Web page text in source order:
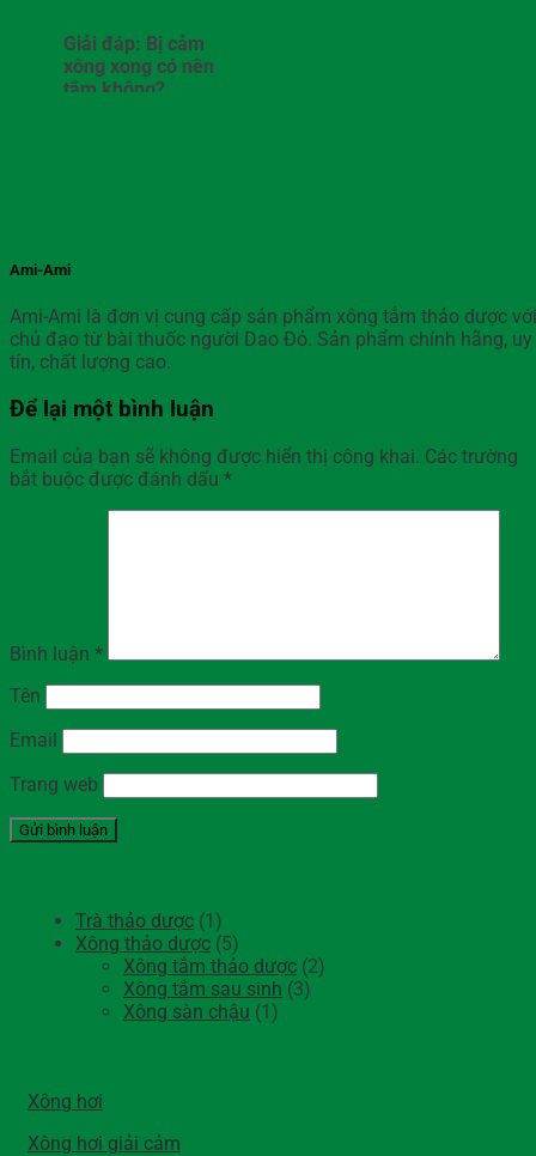
Giải đáp: Bị cảm
xông xong có nên
tắm không?
Ami-Ami
Ami-Ami là đơn vị cung cấp sản phẩm xông tắm thảo dược với
chủ đạo từ bài thuốc người Dao Đỏ. Sản phẩm chính hãng, uy
tín, chất lượng cao.
Để lại một bình luận
Email của bạn sẽ không được hiển thị công khai. Các trường
bắt buộc được đánh dấu *
Bình luận *
Tên
Email
Trang web
Trà thảo dược (1)
Xông thảo dược (5)
Xông tắm thảo dược (2)
Xông tắm sau sinh (3)
Xông sàn chậu (1)
Xông hơi
Xông hơi giải cảm